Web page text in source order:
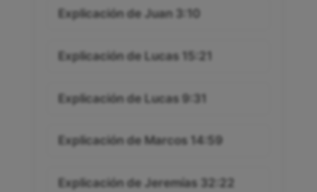
Explicación de Juan 3:10
Explicación de Lucas 15:21
Explicación de Lucas 9:31
Explicación de Marcos 14:59
Explicación de Jeremías 32:22